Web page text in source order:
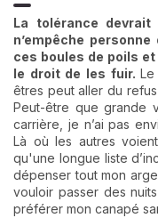
La tolérance
n’empêche
ces boules de poils et
le droit de les fuir.
êtres peut aller du
Peut-être que grande
carrière, je n’ai pas
Là où les autres
qu'une longue liste
dépenser tout mon
vouloir passer des
préférer mon canapé